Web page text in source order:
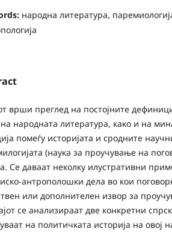
народна литература,
врши преглед на постојните
народната литература, како и на
помеѓу историјата и сродните
(наука за проучување на
Се даваат неколку илустративни
антрополошки дела во кои
или дополнителен извор за
се анализираат две конкретни
на политичката историја на овој